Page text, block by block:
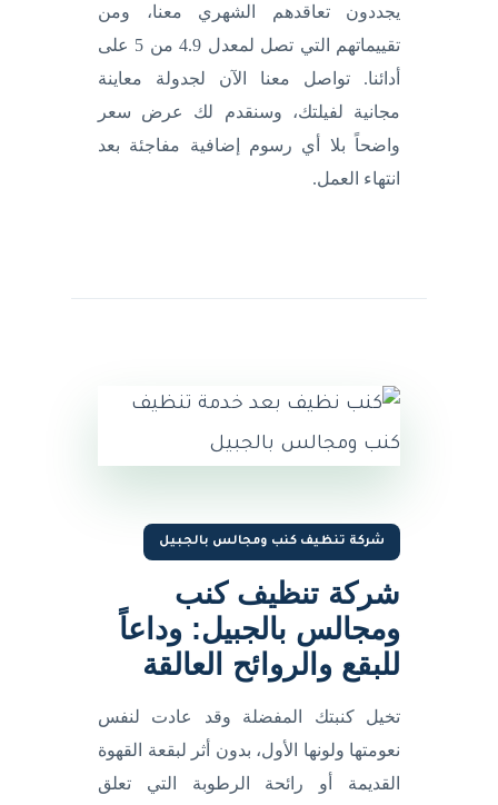
يجددون تعاقدهم الشهري معنا، ومن
تقييماتهم التي تصل لمعدل 4.9 من 5 على
أدائنا. تواصل معنا الآن لجدولة معاينة
مجانية لفيلتك، وسنقدم لك عرض سعر
واضحاً بلا أي رسوم إضافية مفاجئة بعد
انتهاء العمل.
شركة تنظيف كنب ومجالس بالجبيل
شركة تنظيف كنب
ومجالس بالجبيل: وداعاً
للبقع والروائح العالقة
تخيل كنبتك المفضلة وقد عادت لنفس
نعومتها ولونها الأول، بدون أثر لبقعة القهوة
القديمة أو رائحة الرطوبة التي تعلق